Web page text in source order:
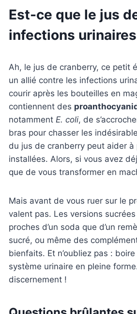
Est-ce que le jus
infections
Ah, le jus de cranberry, ce petit
un allié contre les infections
courir après les bouteilles en
contiennent des
notamment E. coli, de
bras pour chasser les
du jus de cranberry peut aider à
installées. Alors, si vous avez
que de vous transformer en
Mais avant de vous ruer sur le
valent pas. Les versions
proches d’un soda que d’un
sucré, ou même des
bienfaits. Et n’oubliez pas :
système urinaire en pleine
discernement !